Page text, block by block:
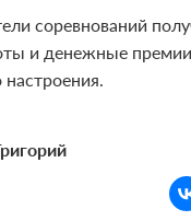
соревнований
и денежные